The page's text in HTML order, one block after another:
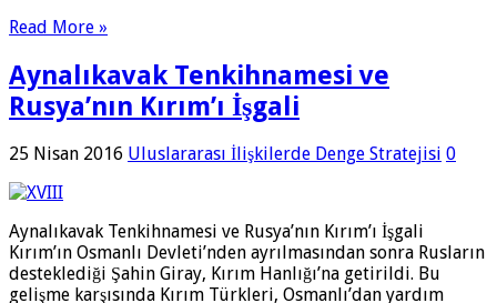
Read More »
Aynalıkavak Tenkihnamesi ve
Rusya’nın Kırım’ı İşgali
25 Nisan 2016 Uluslararası İlişkilerde Denge Stratejisi 0
Aynalıkavak Tenkihnamesi ve Rusya’nın Kırım’ı İşgali
Kırım’ın Osmanlı Devleti’nden ayrılmasından sonra Rusların
desteklediği Şahin Giray, Kırım Hanlığı’na getirildi. Bu
gelişme karşısında Kırım Türkleri, Osman­lı’dan yardım